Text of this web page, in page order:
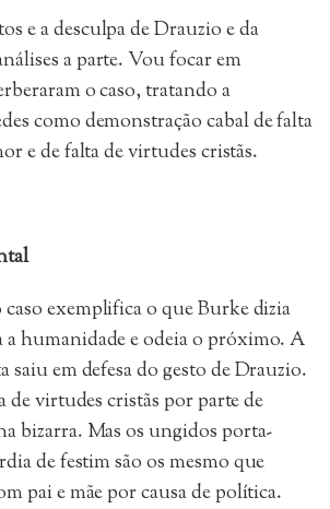
e a desculpa de Drauzio e da
a parte. Vou focar em
o caso, tratando a
como demonstração cabal de falta
e de falta de virtudes cristãs.
exemplifica o que Burke dizia
a humanidade e odeia o próximo. A
saiu em defesa do gesto de Drauzio.
de virtudes cristãs por parte de
bizarra. Mas os ungidos porta-
de festim são os mesmo que
pai e mãe por causa de política.